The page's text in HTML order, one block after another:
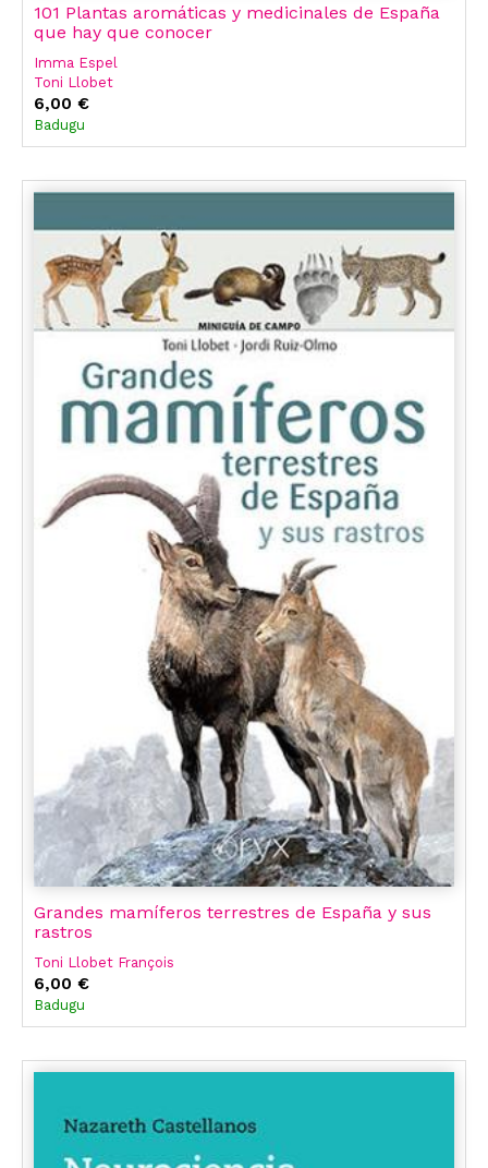
101 Plantas aromáticas y medicinales de España
que hay que conocer
Imma Espel
Toni Llobet
6,00 €
Badugu
Grandes mamíferos terrestres de España y sus
rastros
Toni Llobet François
6,00 €
Badugu